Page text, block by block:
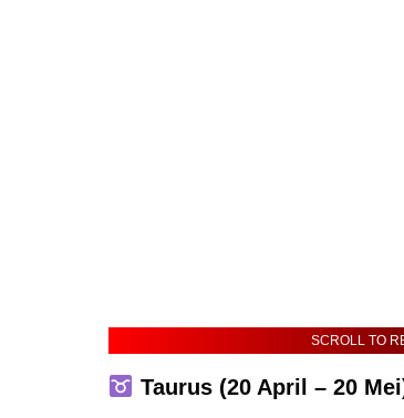
SCROLL TO
Taurus (20 April – 20